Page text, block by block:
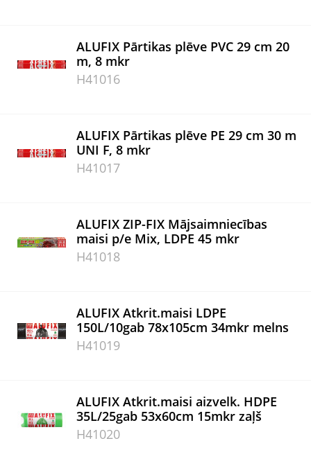
ALUFIX Pārtikas plēve PVC 29 cm 20
m, 8 mkr
H41016
ALUFIX Pārtikas plēve PE 29 cm 30 m
UNI F, 8 mkr
H41017
ALUFIX ZIP-FIX Mājsaimniecības
maisi p/e Mix, LDPE 45 mkr
H41018
ALUFIX Atkrit.maisi LDPE
150L/10gab 78x105cm 34mkr melns
H41019
ALUFIX Atkrit.maisi aizvelk. HDPE
35L/25gab 53x60cm 15mkr zaļš
H41020